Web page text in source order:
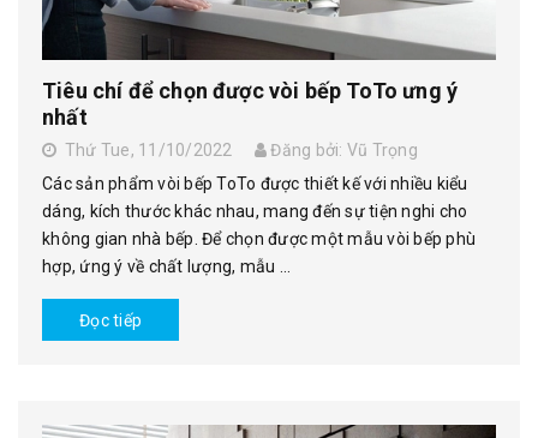
Tiêu chí để chọn được vòi bếp ToTo ưng ý
nhất
Thứ Tue, 11/10/2022
Đăng bởi: Vũ Trọng
Các sản phẩm vòi bếp ToTo được thiết kế với nhiều kiểu
dáng, kích thước khác nhau, mang đến sự tiện nghi cho
không gian nhà bếp. Để chọn được một mẫu vòi bếp phù
hợp, ứng ý về chất lượng, mẫu ...
Đọc tiếp